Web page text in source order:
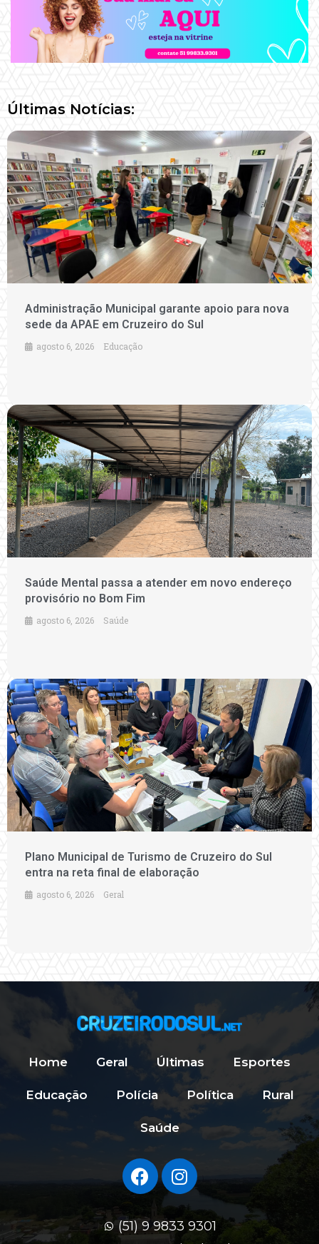
Últimas Notícias:
Administração Municipal garante apoio para nova
sede da APAE em Cruzeiro do Sul
agosto 6, 2026 Educação
Saúde Mental passa a atender em novo endereço
provisório no Bom Fim
agosto 6, 2026 Saúde
Plano Municipal de Turismo de Cruzeiro do Sul
entra na reta final de elaboração
agosto 6, 2026 Geral
Home Geral Últimas Esportes
Educação Polícia Política Rural
Saúde
(51) 9 9833 9301